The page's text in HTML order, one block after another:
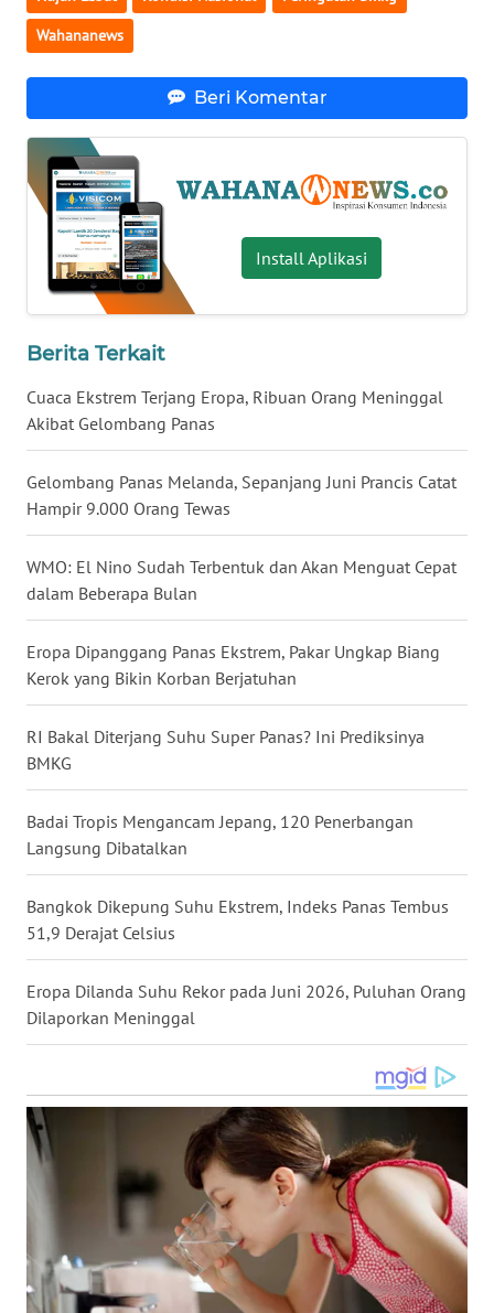
Wahananews
Beri Komentar
Install Aplikasi
Berita Terkait
Cuaca Ekstrem Terjang Eropa, Ribuan Orang Meninggal
Akibat Gelombang Panas
Gelombang Panas Melanda, Sepanjang Juni Prancis Catat
Hampir 9.000 Orang Tewas
WMO: El Nino Sudah Terbentuk dan Akan Menguat Cepat
dalam Beberapa Bulan
Eropa Dipanggang Panas Ekstrem, Pakar Ungkap Biang
Kerok yang Bikin Korban Berjatuhan
RI Bakal Diterjang Suhu Super Panas? Ini Prediksinya
BMKG
Badai Tropis Mengancam Jepang, 120 Penerbangan
Langsung Dibatalkan
Bangkok Dikepung Suhu Ekstrem, Indeks Panas Tembus
51,9 Derajat Celsius
Eropa Dilanda Suhu Rekor pada Juni 2026, Puluhan Orang
Dilaporkan Meninggal
WN
BABEL
SUMBAR
WN
SUMSEL
WN
BENGKULU
WN
WN
WN
JOGJA
WN
JATIM
WN
BALI
WN
KALBAR
WN
WN
KALTARA
WN
KALSEL
WN
SULSEL